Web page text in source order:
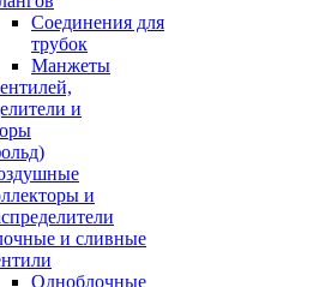
Соединения для
трубок
Манжеты
и
и
и сливные
Одноблочные